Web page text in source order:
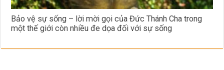
Bảo vệ sự sống – lời mời gọi của Đức Thánh Cha trong
một thế giới còn nhiều đe dọa đối với sự sống